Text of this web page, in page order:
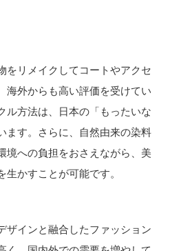
をリメイクしてコートやアクセ
海外からも高い評価を受けてい
ル方法は、日本の「もったいな
ます。さらに、自然由来の染料
境への負担をおさえながら、美
生かすことが可能です。
ザインと融合したファッション